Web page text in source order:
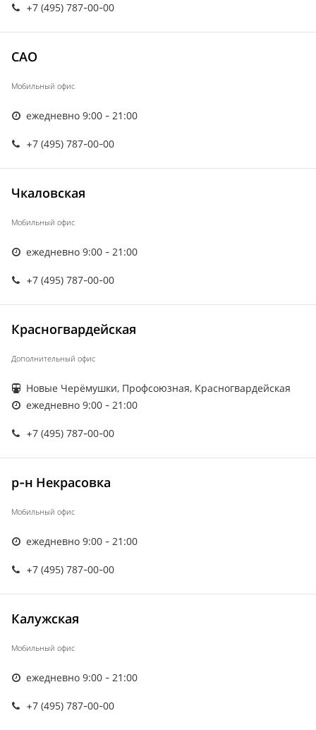
+7 (495) 787-00-00
САО
Мобильный офис
ежедневно 9:00 - 21:00
+7 (495) 787-00-00
Чкаловская
Мобильный офис
ежедневно 9:00 - 21:00
+7 (495) 787-00-00
Красногвардейская
Дополнительный офис
Новые Черёмушки, Профсоюзная, Красногвардейская
ежедневно 9:00 - 21:00
+7 (495) 787-00-00
р-н Некрасовка
Мобильный офис
ежедневно 9:00 - 21:00
+7 (495) 787-00-00
Калужская
Мобильный офис
ежедневно 9:00 - 21:00
+7 (495) 787-00-00